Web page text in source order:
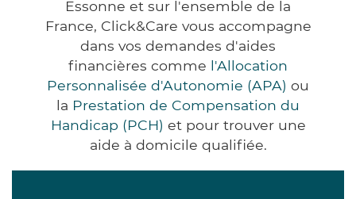
Essonne et sur l'ensemble de la
France, Click&Care vous accompagne
dans vos demandes d'aides
financières comme l'Allocation
Personnalisée d'Autonomie (APA) ou
la Prestation de Compensation du
Handicap (PCH) et pour trouver une
aide à domicile qualifiée.